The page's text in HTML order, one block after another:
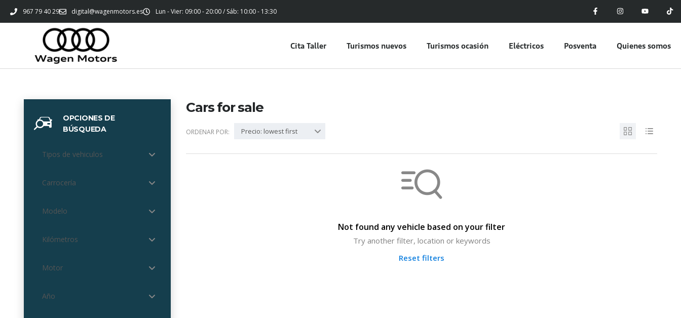
967 79 40 29 digital@wagenmotors.es Lun - Vier: 09:00 - 20:00 / Sáb: 10:00 - 13:30
Cita Taller Turismos nuevos Turismos ocasión Eléctricos Posventa Quienes somos
OPCIONES DE
BÚSQUEDA
Tipos de vehiculos
Carrocería
Modelo
Kilómetros
Motor
Año
Cars for sale
ORDENAR POR: Precio: lowest first
Not found any vehicle based on your filter
Try another filter, location or keywords
Reset filters